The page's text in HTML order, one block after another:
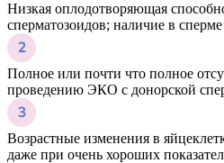
Низкая оплодотворяющая
сперматозоидов; наличие в
Полное или почти что полное
проведению ЭКО с донорской
Возрастные изменения в
даже при очень хороших